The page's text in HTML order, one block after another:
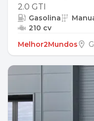
2.0 GTI
Gasolina
210 cv
Melhor2Mundos